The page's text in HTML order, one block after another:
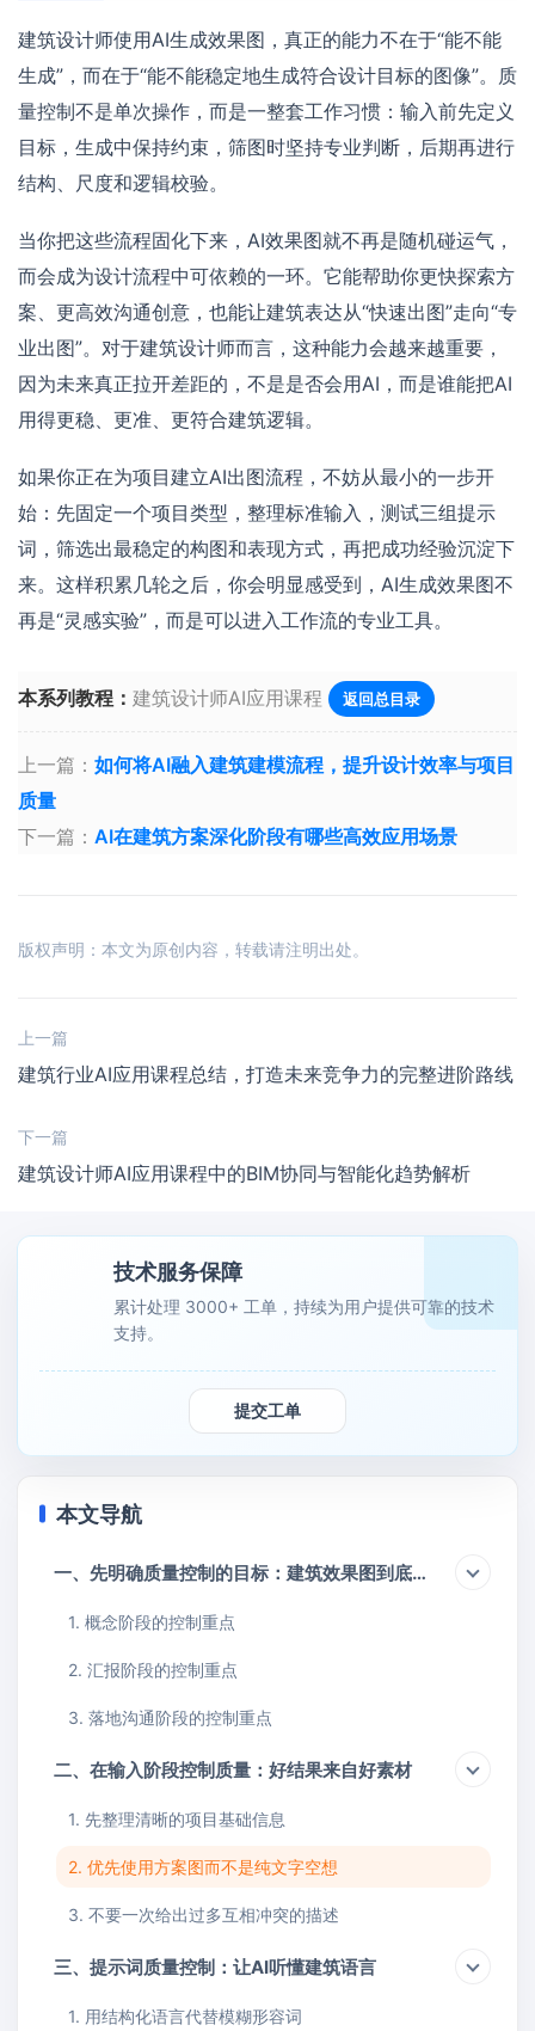
建筑设计师使用AI生成效果图，真正的能力不在于“能不能
生成”，而在于“能不能稳定地生成符合设计目标的图像”。质
量控制不是单次操作，而是一整套工作习惯：输入前先定义
目标，生成中保持约束，筛图时坚持专业判断，后期再进行
结构、尺度和逻辑校验。
当你把这些流程固化下来，AI效果图就不再是随机碰运气，
而会成为设计流程中可依赖的一环。它能帮助你更快探索方
案、更高效沟通创意，也能让建筑表达从“快速出图”走向“专
业出图”。对于建筑设计师而言，这种能力会越来越重要，
因为未来真正拉开差距的，不是是否会用AI，而是谁能把AI
用得更稳、更准、更符合建筑逻辑。
如果你正在为项目建立AI出图流程，不妨从最小的一步开
始：先固定一个项目类型，整理标准输入，测试三组提示
词，筛选出最稳定的构图和表现方式，再把成功经验沉淀下
来。这样积累几轮之后，你会明显感受到，AI生成效果图不
再是“灵感实验”，而是可以进入工作流的专业工具。
本系列教程： 建筑设计师AI应用课程 返回总目录
上一篇： 如何将AI融入建筑建模流程，提升设计效率与项目
质量
下一篇： AI在建筑方案深化阶段有哪些高效应用场景
版权声明：本文为原创内容，转载请注明出处。
上一篇
建筑行业AI应用课程总结，打造未来竞争力的完整进阶路线
下一篇
建筑设计师AI应用课程中的BIM协同与智能化趋势解析
技术服务保障
累计处理 3000+ 工单，持续为用户提供可靠的技术
支持。
提交工单
本文导航
一、先明确质量控制的目标：建筑效果图到底要控制什么
1. 概念阶段的控制重点
2. 汇报阶段的控制重点
3. 落地沟通阶段的控制重点
二、在输入阶段控制质量：好结果来自好素材
1. 先整理清晰的项目基础信息
2. 优先使用方案图而不是纯文字空想
3. 不要一次给出过多互相冲突的描述
三、提示词质量控制：让AI听懂建筑语言
1. 用结构化语言代替模糊形容词